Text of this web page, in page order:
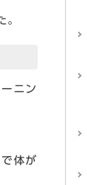
。
ニン
体が